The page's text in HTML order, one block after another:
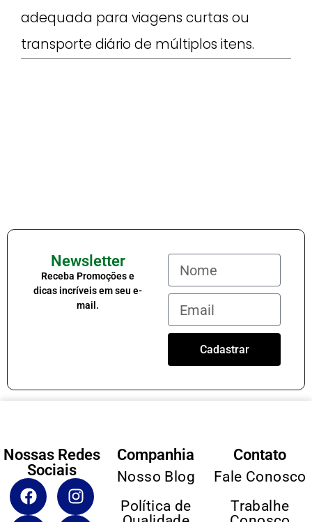
adequada para viagens curtas ou
transporte diário de múltiplos itens.
Newsletter
Receba Promoções e
dicas incríveis em seu e-
mail.
Cadastrar
Nossas Redes
Sociais
Companhia
Nosso Blog
Política de
Contato
Fale Conosco
Trabalhe